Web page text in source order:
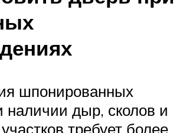
шпонированных
наличии дыр, сколов и
требует более